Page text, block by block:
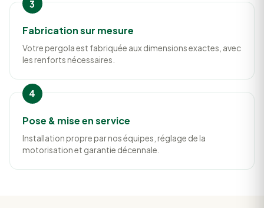
Fabrication sur mesure
Votre pergola est fabriquée aux dimensions exactes, avec
les renforts nécessaires.
Pose & mise en service
Installation propre par nos équipes, réglage de la
motorisation et garantie décennale.